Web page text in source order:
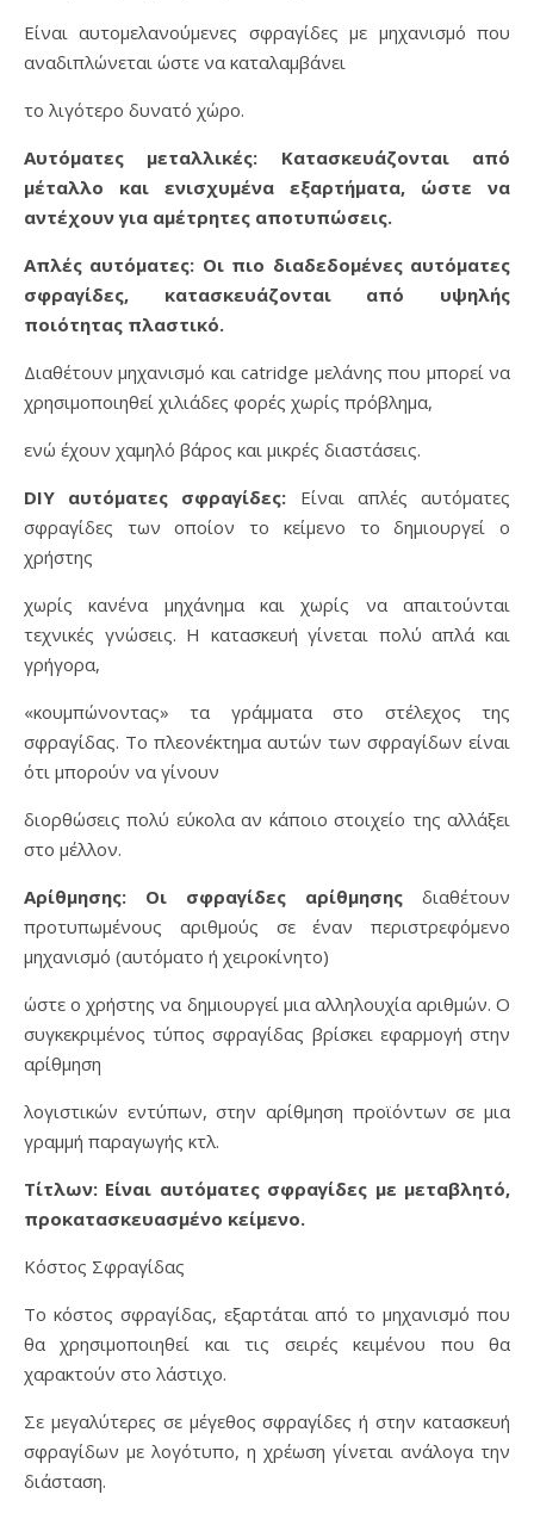
Είναι αυτομελανούμενες σφραγίδες με μηχανισμό που
αναδιπλώνεται ώστε να καταλαμβάνει
το λιγότερο δυνατό χώρο.
Αυτόματες μεταλλικές: Κατασκευάζονται από
μέταλλο και ενισχυμένα εξαρτήματα, ώστε να
αντέχουν για αμέτρητες αποτυπώσεις.
Απλές αυτόματες: Οι πιο διαδεδομένες αυτόματες
σφραγίδες, κατασκευάζονται από υψηλής
ποιότητας πλαστικό.
Διαθέτουν μηχανισμό και catridge μελάνης που μπορεί να
χρησιμοποιηθεί χιλιάδες φορές χωρίς πρόβλημα,
ενώ έχουν χαμηλό βάρος και μικρές διαστάσεις.
DIY αυτόματες σφραγίδες: Είναι απλές αυτόματες
σφραγίδες των οποίον το κείμενο το δημιουργεί ο
χρήστης
χωρίς κανένα μηχάνημα και χωρίς να απαιτούνται
τεχνικές γνώσεις. Η κατασκευή γίνεται πολύ απλά και
γρήγορα,
«κουμπώνοντας» τα γράμματα στο στέλεχος της
σφραγίδας. Το πλεονέκτημα αυτών των σφραγίδων είναι
ότι μπορούν να γίνουν
διορθώσεις πολύ εύκολα αν κάποιο στοιχείο της αλλάξει
στο μέλλον.
Αρίθμησης: Οι σφραγίδες αρίθμησης διαθέτουν
προτυπωμένους αριθμούς σε έναν περιστρεφόμενο
μηχανισμό (αυτόματο ή χειροκίνητο)
ώστε ο χρήστης να δημιουργεί μια αλληλουχία αριθμών. Ο
συγκεκριμένος τύπος σφραγίδας βρίσκει εφαρμογή στην
αρίθμηση
λογιστικών εντύπων, στην αρίθμηση προϊόντων σε μια
γραμμή παραγωγής κτλ.
Τίτλων: Είναι αυτόματες σφραγίδες με μεταβλητό,
προκατασκευασμένο κείμενο.
Κόστος Σφραγίδας
Το κόστος σφραγίδας, εξαρτάται από το μηχανισμό που
θα χρησιμοποιηθεί και τις σειρές κειμένου που θα
χαρακτούν στο λάστιχο.
Σε μεγαλύτερες σε μέγεθος σφραγίδες ή στην κατασκευή
σφραγίδων με λογότυπο, η χρέωση γίνεται ανάλογα την
διάσταση.